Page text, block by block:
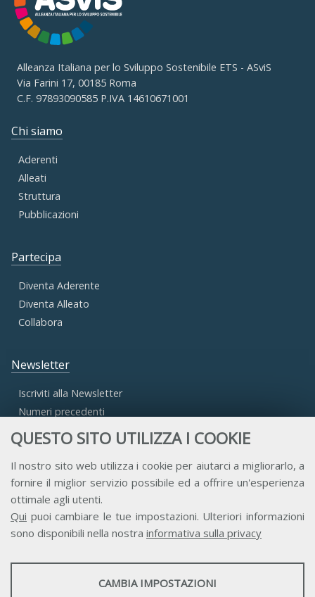
QUESTO SITO UTILIZZA I COOKIE
Il nostro sito web utilizza i cookie per aiutarci a migliorarlo, a
fornire il miglior servizio possibile ed a offrire un'esperienza
ottimale agli utenti.
Qui puoi cambiare le tue impostazioni. Ulteriori informazioni
sono disponibili nella nostra informativa sulla privacy
STATISTICHE
CAMBIA IMPOSTAZIONI
Alleanza Italiana per lo Sviluppo Sostenibile ETS - ASviS
Via Farini 17, 00185 Roma
C.F. 97893090585 P.IVA 14610671001
Chi siamo
Aderenti
Alleati
Struttura
Pubblicazioni
Partecipa
Diventa Aderente
Diventa Alleato
Collabora
Newsletter
Iscriviti alla Newsletter
Numeri precedenti
Accesso Aderenti
Accesso Consulta
Accesso Team